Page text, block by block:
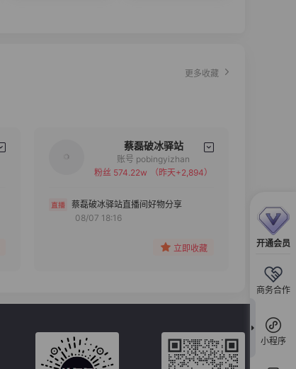
开通会员
商务合作
小程序
更多收藏
蔡磊破冰驿站
备注
分组
账号 pobingyizhan
粉丝 574.22w
（昨天+2,894）
蔡磊破冰驿站直播间好物分享
08/07 18:16
立即收藏